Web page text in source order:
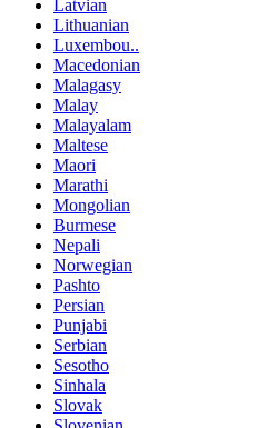
Latvian
Lithuanian
Luxembou..
Macedonian
Malagasy
Malay
Malayalam
Maltese
Maori
Marathi
Mongolian
Burmese
Nepali
Norwegian
Pashto
Persian
Punjabi
Serbian
Sesotho
Sinhala
Slovak